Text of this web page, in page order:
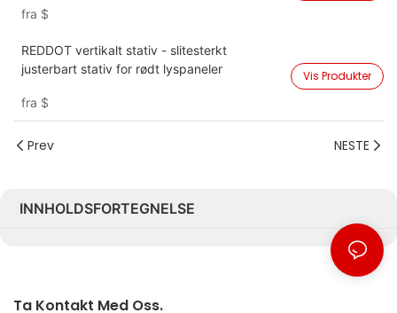
fra $
REDDOT vertikalt stativ - slitesterkt
justerbart stativ for rødt lyspaneler
fra $
Vis Produkter
Prev NESTE
INNHOLDSFORTEGNELSE
Ta Kontakt Med Oss.